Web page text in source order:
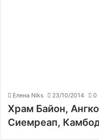
Елена Niks 23/10/2014 0
Храм Байон,
Сиемреап,